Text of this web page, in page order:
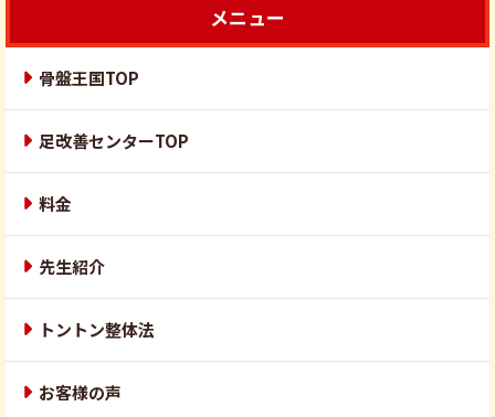
メニュー
骨盤王国TOP
足改善センターTOP
料金
先生紹介
トントン整体法
お客様の声